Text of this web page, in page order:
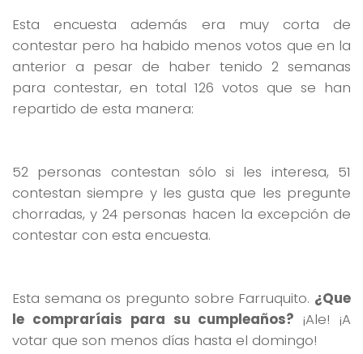
Esta encuesta además era muy corta de
contestar pero ha habido menos votos que en la
anterior a pesar de haber tenido 2 semanas
para contestar, en total 126 votos que se han
repartido de esta manera:
52 personas contestan sólo si les interesa, 51
contestan siempre y les gusta que les pregunte
chorradas, y 24 personas hacen la excepción de
contestar con esta encuesta.
Esta semana os pregunto sobre Farruquito. ¿Que
le compraríais para su cumpleaños? ¡Ale! ¡A
votar que son menos días hasta el domingo!